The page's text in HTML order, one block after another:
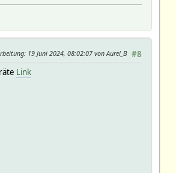
#8
: 19 Juni 2024, 08:02:07 von Aurel_B
Link